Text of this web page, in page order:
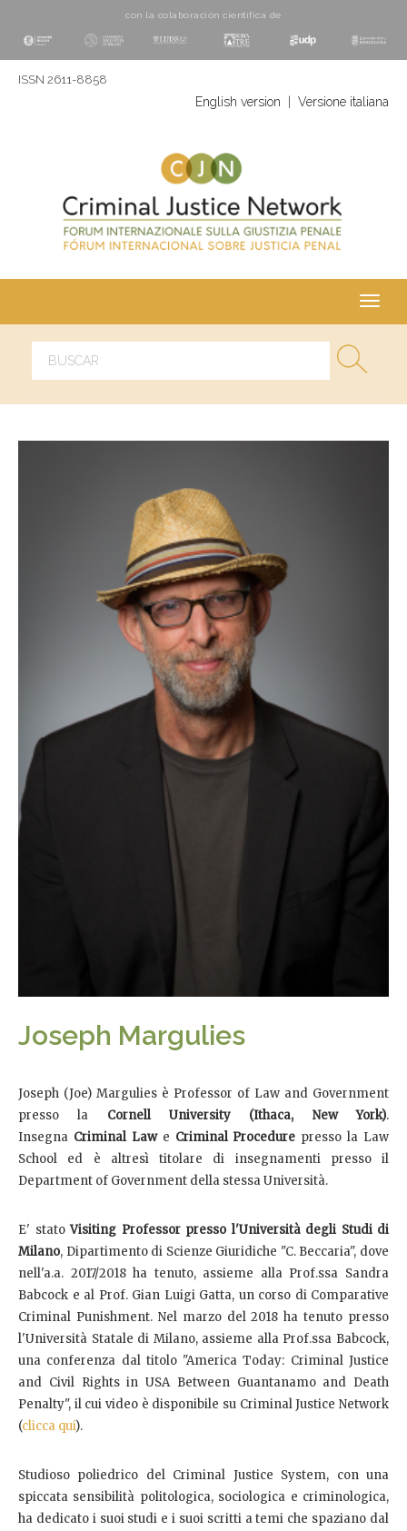
con la colaboración cientí­fica de
ISSN 2611-8858
English version Versione italiana
Joseph Margulies
Joseph (Joe) Margulies è Professor of Law and Government
presso la Cornell University (Ithaca, New York).
Insegna Criminal Lawe Criminal Procedure presso la Law
School ed è altresì titolare di insegnamenti presso il
Department of Government della stessa Università.
E' statoVisiting Professor presso l'Università degli Studi di
Milano, Dipartimento di Scienze Giuridiche "C. Beccaria", dove
nell'a.a. 2017/2018 ha tenuto, assieme alla Prof.ssa Sandra
Babcock e al Prof. Gian Luigi Gatta, un corso di Comparative
Criminal Punishment. Nel marzo del 2018 ha tenuto presso
l'Università Statale di Milano, assieme alla Prof.ssa Babcock,
una conferenza dal titolo "America Today: Criminal Justice
and Civil Rights in USA Between Guantanamo and Death
Penalty", il cui video è disponibile su Criminal Justice Network
(clicca qui).
Studioso poliedrico del Criminal Justice System, con una
spiccata sensibilità politologica, sociologica e criminologica,
ha dedicato i suoi studi e i suoi scritti a temi che spaziano dal